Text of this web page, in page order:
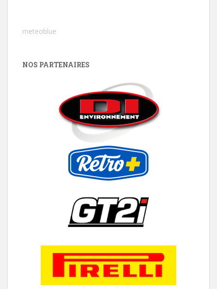
meteoblue
NOS PARTENAIRES